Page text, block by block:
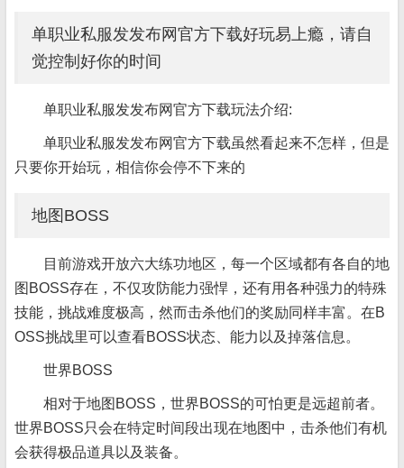
单职业私服发发布网官方下载好玩易上瘾，请自
觉控制好你的时间
单职业私服发发布网官方下载玩法介绍:
单职业私服发发布网官方下载虽然看起来不怎样，但是
只要你开始玩，相信你会停不下来的
地图BOSS
目前游戏开放六大练功地区，每一个区域都有各自的地
图BOSS存在，不仅攻防能力强悍，还有用各种强力的特殊
技能，挑战难度极高，然而击杀他们的奖励同样丰富。在B
OSS挑战里可以查看BOSS状态、能力以及掉落信息。
世界BOSS
相对于地图BOSS，世界BOSS的可怕更是远超前者。
世界BOSS只会在特定时间段出现在地图中，击杀他们有机
会获得极品道具以及装备。